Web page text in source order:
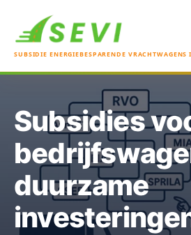
SUBSIDIE ENERGIEBESPARENDE VRACHTWAGENS
Subsidies
duurzame